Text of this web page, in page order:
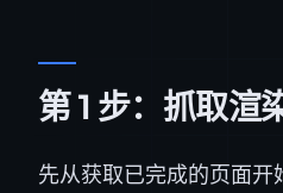
第 1 步：抓取渲
先从获取已完成的页面开